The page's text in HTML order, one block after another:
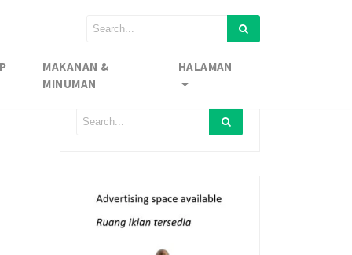
MAKANAN &
MINUMAN
HALAMAN